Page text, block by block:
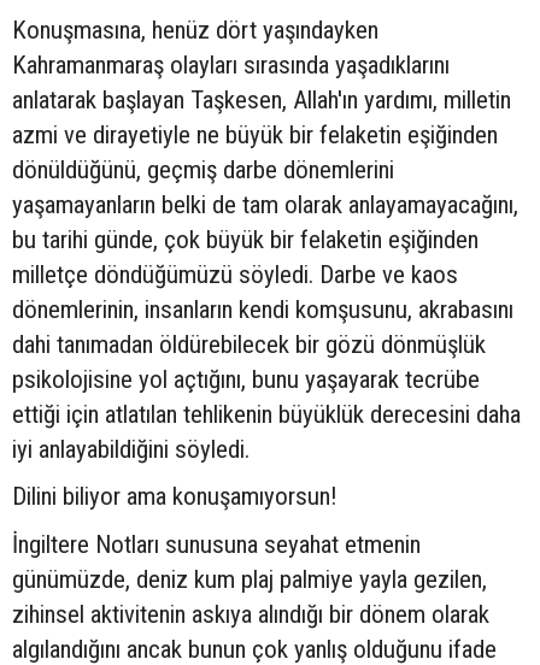
Konuşmasına, henüz dört yaşındayken
Kahramanmaraş olayları sırasında yaşadıklarını
anlatarak başlayan Taşkesen, Allah'ın yardımı, milletin
azmi ve dirayetiyle ne büyük bir felaketin eşiğinden
dönüldüğünü, geçmiş darbe dönemlerini
yaşamayanların belki de tam olarak anlayamayacağını,
bu tarihi günde, çok büyük bir felaketin eşiğinden
milletçe döndüğümüzü söyledi. Darbe ve kaos
dönemlerinin, insanların kendi komşusunu, akrabasını
dahi tanımadan öldürebilecek bir gözü dönmüşlük
psikolojisine yol açtığını, bunu yaşayarak tecrübe
ettiği için atlatılan tehlikenin büyüklük derecesini daha
iyi anlayabildiğini söyledi.
Dilini biliyor ama konuşamıyorsun!
İngiltere Notları sunusuna seyahat etmenin
günümüzde, deniz kum plaj palmiye yayla gezilen,
zihinsel aktivitenin askıya alındığı bir dönem olarak
algılandığını ancak bunun çok yanlış olduğunu ifade